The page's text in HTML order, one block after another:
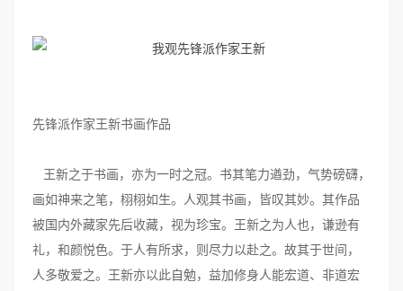
先锋派作家王新书画作品
王新之于书画，亦为一时之冠。书其笔力遒劲，气势磅礴，
画如神来之笔，栩栩如生。人观其书画，皆叹其妙。其作品
被国内外藏家先后收藏，视为珍宝。王新之为人也，谦逊有
礼，和颜悦色。于人有所求，则尽力以赴之。故其于世间，
人多敬爱之。王新亦以此自勉，益加修身人能宏道、非道宏